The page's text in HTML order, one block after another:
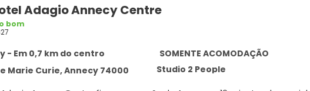
Adagio Annecy Centre
bom
- Em 0,7 km do centro
SOMENTE ACOMODAÇÃO
Marie Curie, Annecy 74000
Studio 2 People